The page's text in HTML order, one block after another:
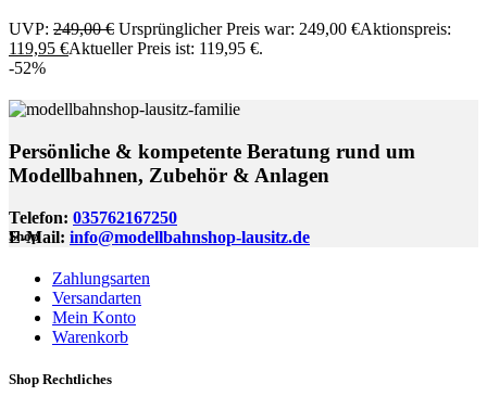
UVP: 249,00€ Ursprünglicher Preis war: 249,00 €Aktionspreis:
119,95 €Aktueller Preis ist: 119,95 €.
-52%
Persönliche & kompetente Beratung rund um
Modellbahnen, Zubehör & Anlagen
Telefon: 035762167250
E-Mail: info@modellbahnshop-lausitz.de
Shop
Zahlungsarten
Versandarten
Mein Konto
Warenkorb
Shop Rechtliches